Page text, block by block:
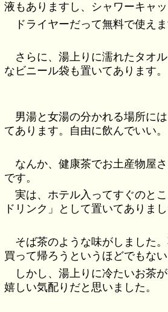
液もありますし、シャワーキャッ
ドライヤーだって無料で使えま
さらに、湯上りに濡れたタオ
なビニール袋も置いてあります。
男湯と女湯の分かれる場所に
てあります。自由に飲んでいい。
なんか、健康茶でお土産物屋
です。
実は、ホテル入ってすぐのと
ドリンク」として置いてありまし
そば茶のような味がしました
買って帰ろうというほどでもない
しかし、湯上りに冷たいお茶
嬉しい気配りだと思いました。